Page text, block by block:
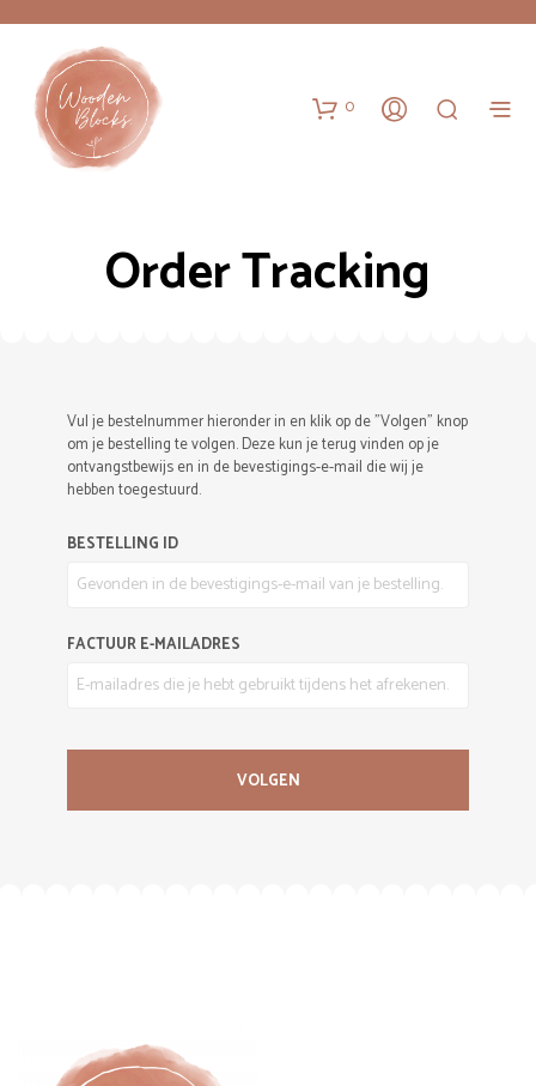
0
Order Tracking
Vul je bestelnummer hieronder in en klik op de "Volgen" knop
om je bestelling te volgen. Deze kun je terug vinden op je
ontvangstbewijs en in de bevestigings-e-mail die wij je
hebben toegestuurd.
BESTELLING ID
FACTUUR E-MAILADRES
VOLGEN